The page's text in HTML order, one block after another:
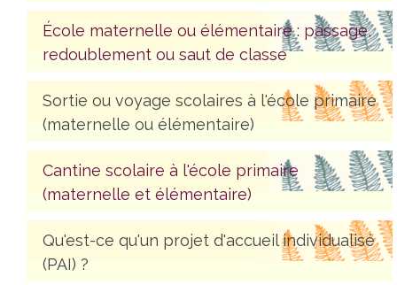
École maternelle ou élémentaire : passage,
redoublement ou saut de classe
Sortie ou voyage scolaires à l'école primaire
(maternelle ou élémentaire)
Cantine scolaire à l'école primaire
(maternelle et élémentaire)
Qu'est-ce qu'un projet d'accueil individualisé
(PAI) ?